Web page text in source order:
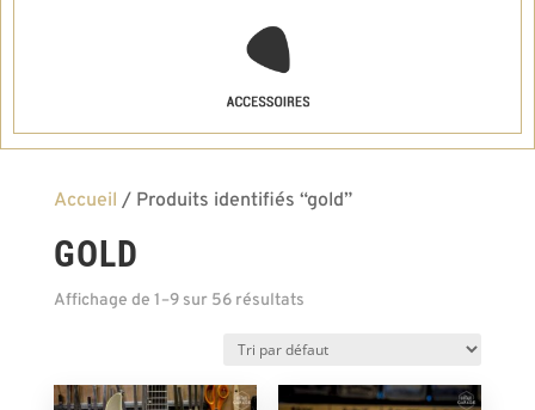
Accueil / Produits identifiés “gold”
GOLD
Affichage de 1–9 sur 56 résultats